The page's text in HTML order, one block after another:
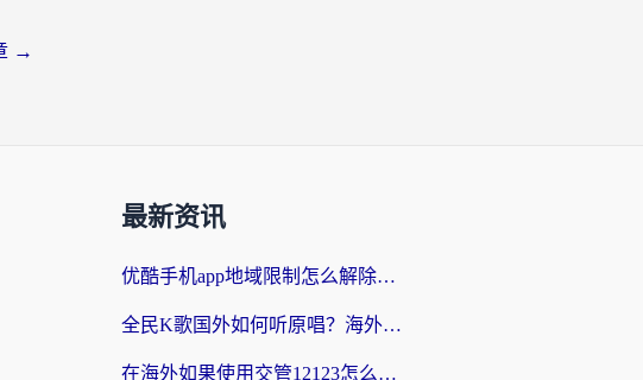
→
最新资讯
优酷手机app地域限制怎么解除？海外党亲测有效的追剧方案
全民K歌国外如何听原唱？海外党亲测有效的回国加速器选择指南
在海外如果使用交管12123怎么处理？留学生亲测有效的回国加速方案